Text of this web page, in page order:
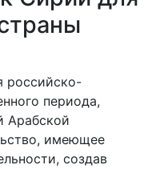
российско-
периода,
Арабской
имеющее
создав